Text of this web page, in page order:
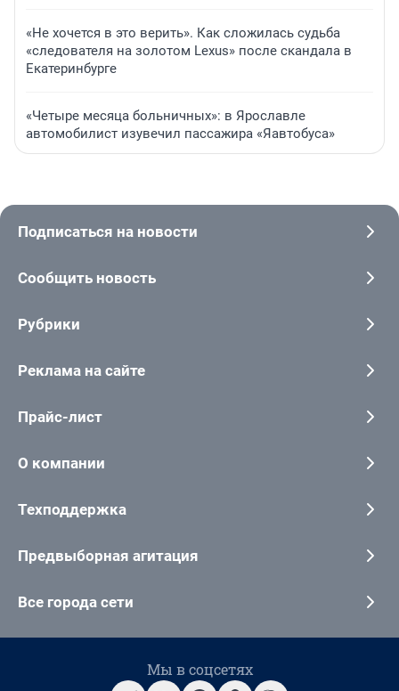
«Не хочется в это верить». Как сложилась судьба
«следователя на золотом Lexus» после скандала в
Екатеринбурге
«Четыре месяца больничных»: в Ярославле
автомобилист изувечил пассажира «Яавтобуса»
Подписаться на новости
Сообщить новость
Рубрики
Реклама на сайте
Прайс-лист
О компании
Техподдержка
Предвыборная агитация
Все города сети
Мы в соцсетях